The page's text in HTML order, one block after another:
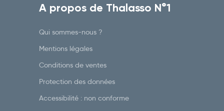
A propos de Thalasso N°1
Qui sommes-nous ?
Mentions légales
Conditions de ventes
Protection des données
Accessibilité : non conforme